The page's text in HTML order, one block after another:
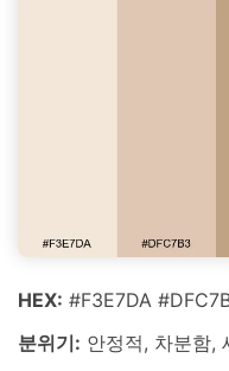
HEX: #F3E7DA
분위기: 안정적, 차분함,